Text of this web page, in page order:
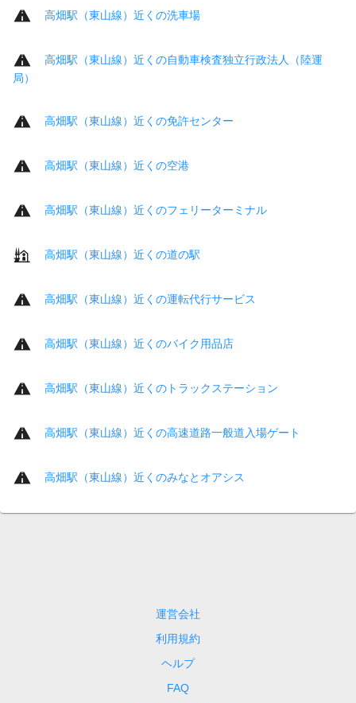
高畑駅（東山線）近くの洗車場
高畑駅（東山線）近くの自動車検査独立行政法人（陸運
局）
高畑駅（東山線）近くの免許センター
高畑駅（東山線）近くの空港
高畑駅（東山線）近くのフェリーターミナル
高畑駅（東山線）近くの道の駅
高畑駅（東山線）近くの運転代行サービス
高畑駅（東山線）近くのバイク用品店
高畑駅（東山線）近くのトラックステーション
高畑駅（東山線）近くの高速道路一般道入場ゲート
高畑駅（東山線）近くのみなとオアシス
運営会社
利用規約
ヘルプ
FAQ